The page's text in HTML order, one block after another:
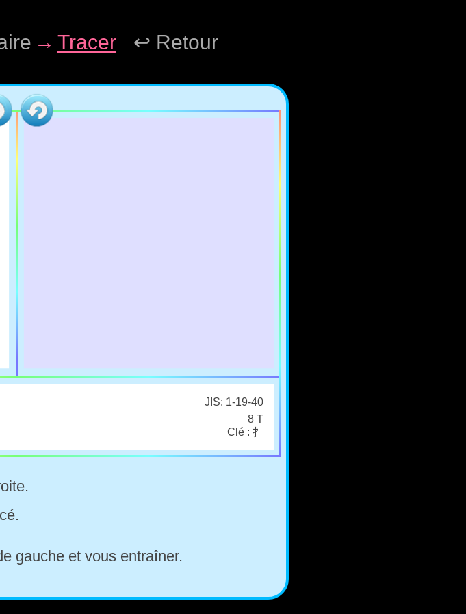
→ Tracer ↩ Retour
JIS: 1-19-40
8 T
Clé : 扌
gauche et vous entraîner.